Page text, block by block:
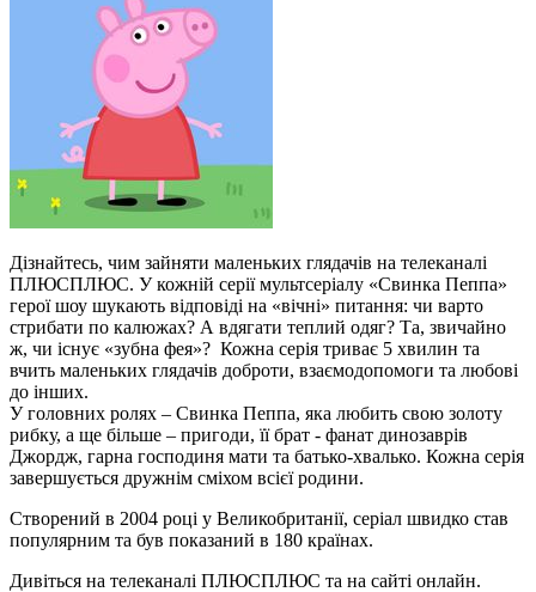
Дізнайтесь, чим зайняти маленьких глядачів на телеканалі
ПЛЮСПЛЮС. У кожній серії мультсеріалу «Свинка Пеппа»
герої шоу шукають відповіді на «вічні» питання: чи варто
стрибати по калюжах? А вдягати теплий одяг? Та, звичайно
ж, чи існує «зубна фея»? Кожна серія триває 5 хвилин та
вчить маленьких глядачів доброти, взаємодопомоги та любові
до інших.
У головних ролях – Свинка Пеппа, яка любить свою золоту
рибку, а ще більше – пригоди, її брат - фанат динозаврів
Джордж, гарна господиня мати та батько-хвалько. Кожна серія
завершується дружнім сміхом всієї родини.
Створений в 2004 році у Великобританії, серіал швидко став
популярним та був показаний в 180 країнах.
Дивіться на телеканалі ПЛЮСПЛЮС та на сайті онлайн.